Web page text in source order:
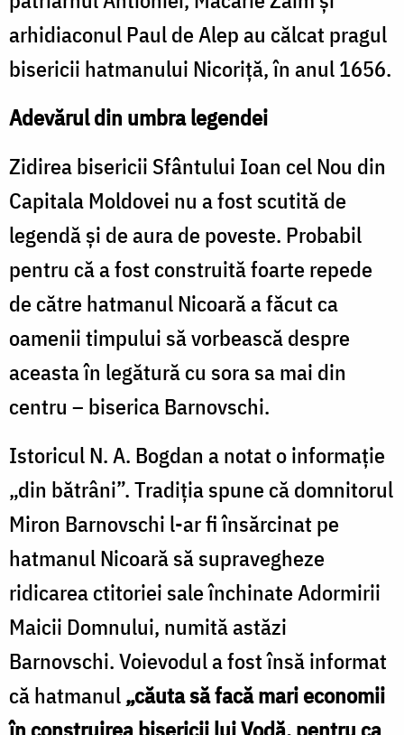
arhidiaconul Paul de Alep au călcat pragul
bisericii hatmanului Nicoriţă, în anul 1656.
Adevărul din umbra legendei
Zidirea bisericii Sfântului Ioan cel Nou din
Capitala Moldovei nu a fost scutită de
legendă şi de aura de poveste. Probabil
pentru că a fost construită foarte repede
de către hatmanul Nicoară a făcut ca
oamenii timpului să vorbească despre
aceasta în legătură cu sora sa mai din
centru – biserica Barnovschi.
Istoricul N. A. Bogdan a notat o informaţie
„din bătrâni”. Tradiţia spune că domnitorul
Miron Barnovschi l-ar fi însărcinat pe
hatmanul Nicoară să supravegheze
ridicarea ctitoriei sale închinate Adormirii
Maicii Domnului, numită astăzi
Barnovschi. Voievodul a fost însă informat
că hatmanul„căuta să facă mari economii